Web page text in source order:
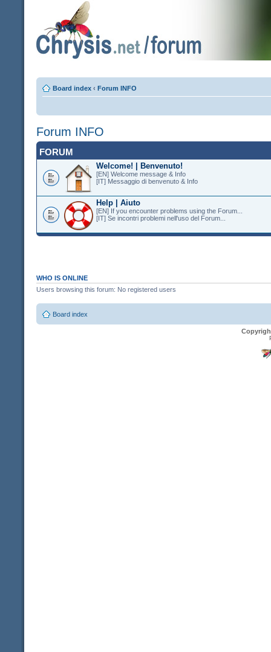
Board index ‹ Forum INFO
Forum INFO
FORUM
Welcome! | Benvenuto!
[EN] Welcome message & Info
[IT] Messaggio di benvenuto & Info
Help | Aiuto
[EN] If you encounter problems using the Forum...
[IT] Se incontri problemi nell'uso del Forum...
WHO IS ONLINE
Users browsing this forum: No registered users
Board index